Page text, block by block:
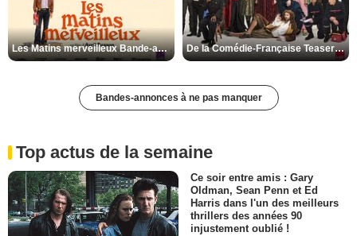
Les Matins merveilleux Bande-annonce VF De la Comédie-Française Teaser VF
Bandes-annonces à ne pas manquer
Top actus de la semaine
Ce soir entre amis : Gary
Oldman, Sean Penn et Ed
Harris dans l'un des meilleurs
thrillers des années 90
injustement oublié !